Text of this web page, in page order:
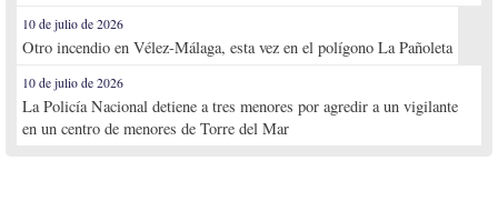
10 de julio de 2026
Otro incendio en Vélez-Málaga, esta vez en el polígono La Pañoleta
10 de julio de 2026
La Policía Nacional detiene a tres menores por agredir a un vigilante
en un centro de menores de Torre del Mar